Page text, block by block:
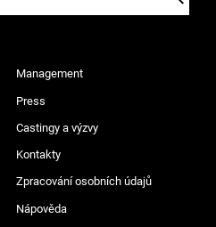
Management
Press
Castingy a výzvy
Kontakty
Zpracování osobních údajů
Nápověda